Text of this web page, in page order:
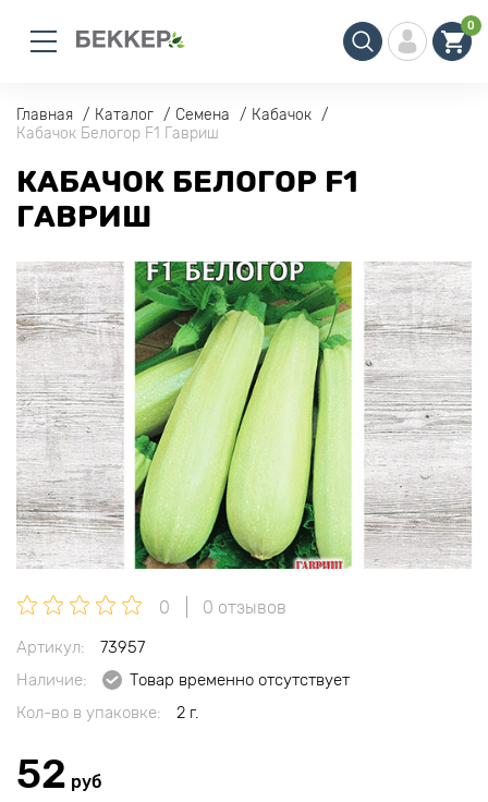
0
Главная Каталог Семена
Кабачок
Кабачок Белогор F1 Гавриш
КАБАЧОК БЕЛОГОР F1
ГАВРИШ
0 0 отзывов
Артикул:
73957
Наличие:
Товар временно отсутствует
Кол-во в упаковке:
2 г.
52 руб